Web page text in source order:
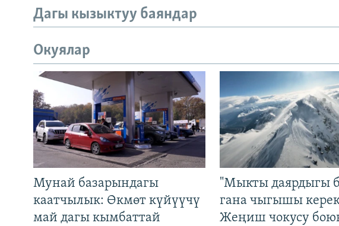
Дагы кызыктуу баяндар
Окуялар
Мунай базарындагы
каатчылык: Өкмөт күйүүчү
май дагы кымбаттай
"Мыкты даярдыгы
гана чыгышы
Жеңиш чокусу